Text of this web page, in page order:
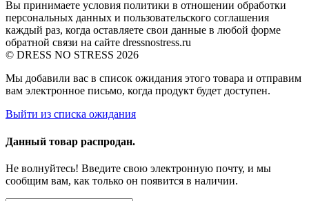
Вы принимаете условия политики в отношении обработки
персональных данных и пользовательского соглашения
каждый раз, когда оставляете свои данные в любой форме
обратной связи на сайте dressnostress.ru
© DRESS NO STRESS 2026
Мы добавили вас в список ожидания этого товара и отправим
вам электронное письмо, когда продукт будет доступен.
Выйти из списка ожидания
Данный товар распродан.
Не волнуйтесь! Введите свою электронную почту, и мы
сообщим вам, как только он появится в наличии.